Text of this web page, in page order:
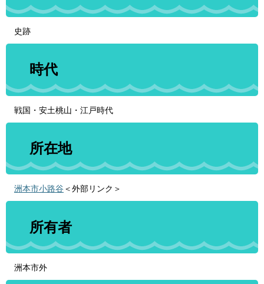
史跡
時代
戦国・安土桃山・江戸時代
所在地
洲本市小路谷 ＜外部リンク＞
所有者
洲本市外